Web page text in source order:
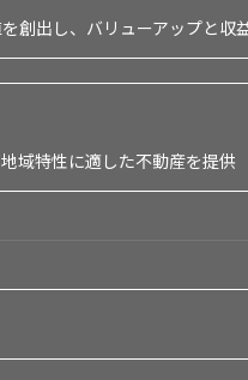
創出し、バリューアップと収
域特性に適した不動産を提供